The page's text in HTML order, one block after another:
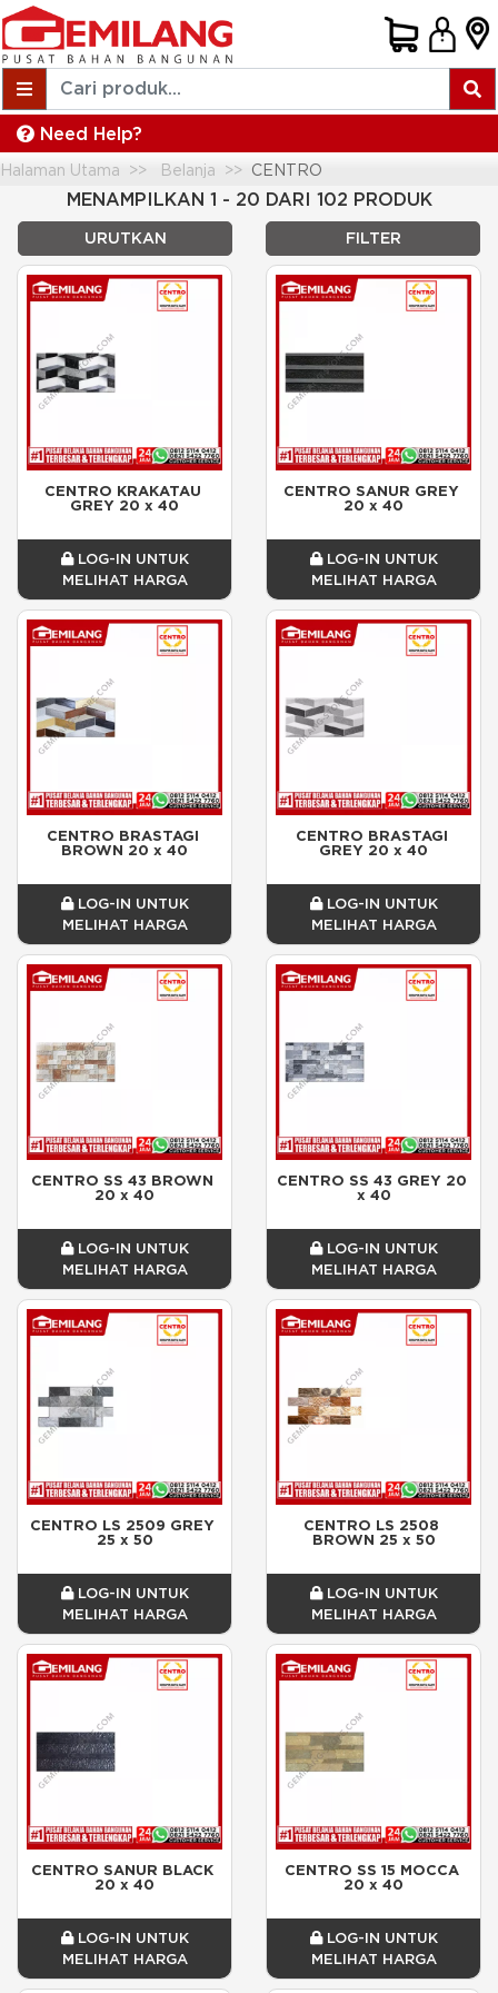
Need Help?
Halaman Utama Belanja CENTRO
MENAMPILKAN 1 - 20 DARI 102 PRODUK
URUTKAN FILTER
CENTRO KRAKATAU
GREY 20 x 40
LOG-IN UNTUK
MELIHAT HARGA
CENTRO SANUR GREY
20 x 40
LOG-IN UNTUK
MELIHAT HARGA
CENTRO BRASTAGI
BROWN 20 x 40
LOG-IN UNTUK
MELIHAT HARGA
CENTRO BRASTAGI
GREY 20 x 40
LOG-IN UNTUK
MELIHAT HARGA
CENTRO SS 43 BROWN
20 x 40
LOG-IN UNTUK
MELIHAT HARGA
CENTRO SS 43 GREY 20
x 40
LOG-IN UNTUK
MELIHAT HARGA
CENTRO LS 2509 GREY
25 x 50
LOG-IN UNTUK
MELIHAT HARGA
CENTRO LS 2508
BROWN 25 x 50
LOG-IN UNTUK
MELIHAT HARGA
CENTRO SANUR BLACK
20 x 40
LOG-IN UNTUK
MELIHAT HARGA
CENTRO SS 15 MOCCA
20 x 40
LOG-IN UNTUK
MELIHAT HARGA